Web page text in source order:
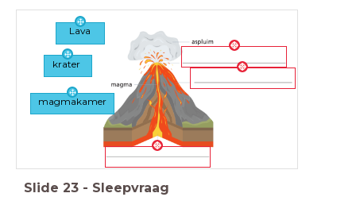
Lava
krater
magmakamer
Slide 23 - Sleepvraag